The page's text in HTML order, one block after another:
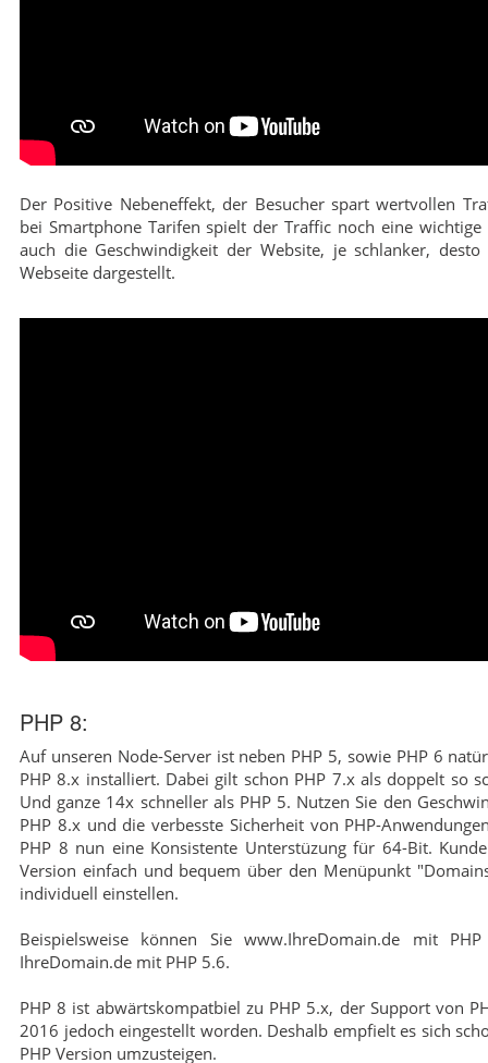
Der Positive Nebeneffekt, der Besucher spart wertvollen
bei Smartphone Tarifen spielt der Traffic noch eine
auch die Geschwindigkeit der Website, je schlanker,
Webseite dargestellt.
PHP 8:
Auf unseren Node-Server ist neben PHP 5, sowie PHP 6
PHP 8.x installiert. Dabei gilt schon PHP 7.x als doppelt so
Und ganze 14x schneller als PHP 5. Nutzen Sie den
PHP 8.x und die verbesste Sicherheit von PHP-
PHP 8 nun eine Konsistente Unterstüzung für 64-Bit.
Version einfach und bequem über den Menüpunkt
individuell einstellen.
Beispielsweise können Sie www.IhreDomain.de mit
IhreDomain.de mit PHP 5.6.
PHP 8 ist abwärtskompatbiel zu PHP 5.x, der Support von
2016 jedoch eingestellt worden. Deshalb empfielt es sich
PHP Version umzusteigen.